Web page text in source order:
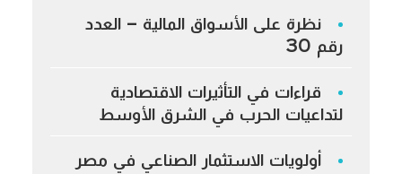
نظرة على الأسواق المالية – العدد
رقم 30
قراءات في التأثيرات الاقتصادية
لتداعيات الحرب في الشرق الأوسط
أولويات الاستثمار الصناعي في مصر